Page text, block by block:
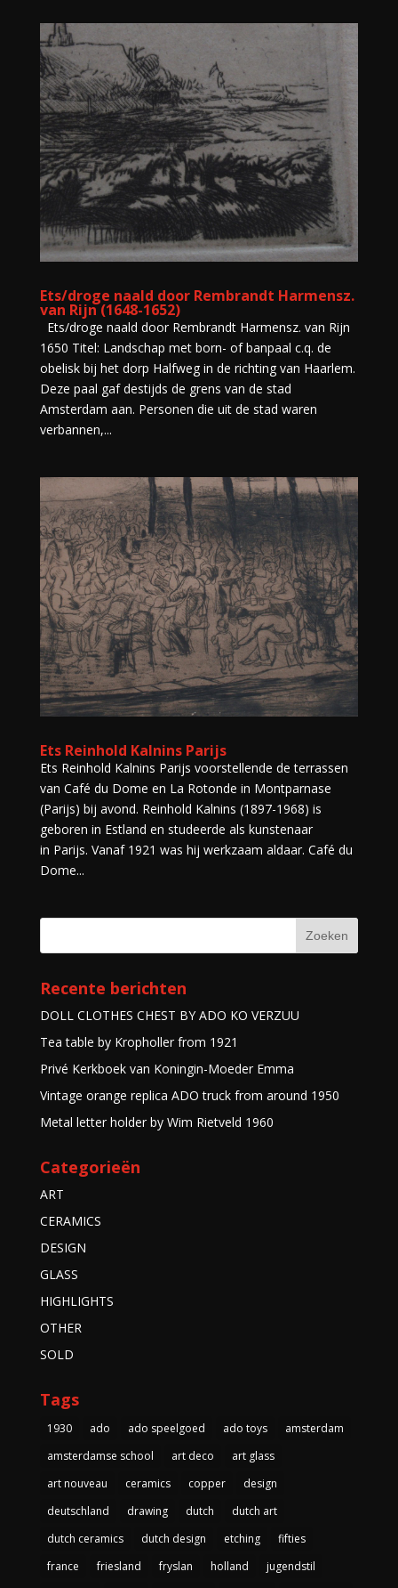
Ets/droge naald door Rembrandt Harmensz.
van Rijn (1648-1652)
Ets/droge naald door Rembrandt Harmensz. van Rijn
1650 Titel: Landschap met born- of banpaal c.q. de
obelisk bij het dorp Halfweg in de richting van Haarlem.
Deze paal gaf destijds de grens van de stad
Amsterdam aan. Personen die uit de stad waren
verbannen,...
Ets Reinhold Kalnins Parijs
Ets Reinhold Kalnins Parijs voorstellende de terrassen
van Café du Dome en La Rotonde in Montparnase
(Parijs) bij avond. Reinhold Kalnins (1897-1968) is
geboren in Estland en studeerde als kunstenaar
in Parijs. Vanaf 1921 was hij werkzaam aldaar. Café du
Dome...
Recente berichten
DOLL CLOTHES CHEST BY ADO KO VERZUU
Tea table by Kropholler from 1921
Privé Kerkboek van Koningin-Moeder Emma
Vintage orange replica ADO truck from around 1950
Metal letter holder by Wim Rietveld 1960
Categorieën
ART
CERAMICS
DESIGN
GLASS
HIGHLIGHTS
OTHER
SOLD
Tags
1930 ado ado speelgoed ado toys
amsterdam
amsterdamse school
art deco
art glass
art nouveau
ceramics copper
design
deutschland
drawing dutch
dutch art
dutch ceramics
dutch design etching
fifties
france
friesland fryslan holland
jugendstil